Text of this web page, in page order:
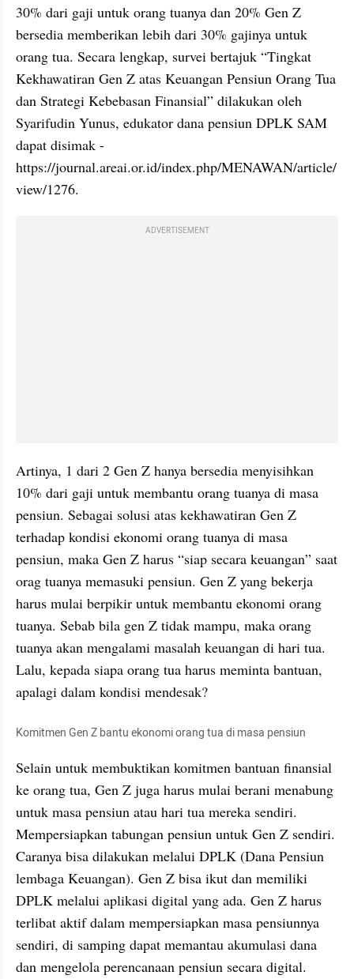
30% dari gaji untuk orang tuanya dan 20% Gen Z
bersedia memberikan lebih dari 30% gajinya untuk
orang tua. Secara lengkap, survei bertajuk “Tingkat
Kekhawatiran Gen Z atas Keuangan Pensiun Orang Tua
dan Strategi Kebebasan Finansial” dilakukan oleh
Syarifudin Yunus, edukator dana pensiun DPLK SAM
dapat disimak -
https://journal.areai.or.id/index.php/MENAWAN/article/
view/1276.
ADVERTISEMENT
Artinya, 1 dari 2 Gen Z hanya bersedia menyisihkan
10% dari gaji untuk membantu orang tuanya di masa
pensiun. Sebagai solusi atas kekhawatiran Gen Z
terhadap kondisi ekonomi orang tuanya di masa
pensiun, maka Gen Z harus “siap secara keuangan” saat
orag tuanya memasuki pensiun. Gen Z yang bekerja
harus mulai berpikir untuk membantu ekonomi orang
tuanya. Sebab bila gen Z tidak mampu, maka orang
tuanya akan mengalami masalah keuangan di hari tua.
Lalu, kepada siapa orang tua harus meminta bantuan,
apalagi dalam kondisi mendesak?
Komitmen Gen Z bantu ekonomi orang tua di masa pensiun
Selain untuk membuktikan komitmen bantuan finansial
ke orang tua, Gen Z juga harus mulai berani menabung
untuk masa pensiun atau hari tua mereka sendiri.
Mempersiapkan tabungan pensiun untuk Gen Z sendiri.
Caranya bisa dilakukan melalui DPLK (Dana Pensiun
lembaga Keuangan). Gen Z bisa ikut dan memiliki
DPLK melalui aplikasi digital yang ada. Gen Z harus
terlibat aktif dalam mempersiapkan masa pensiunnya
sendiri, di samping dapat memantau akumulasi dana
dan mengelola perencanaan pensiun secara digital.